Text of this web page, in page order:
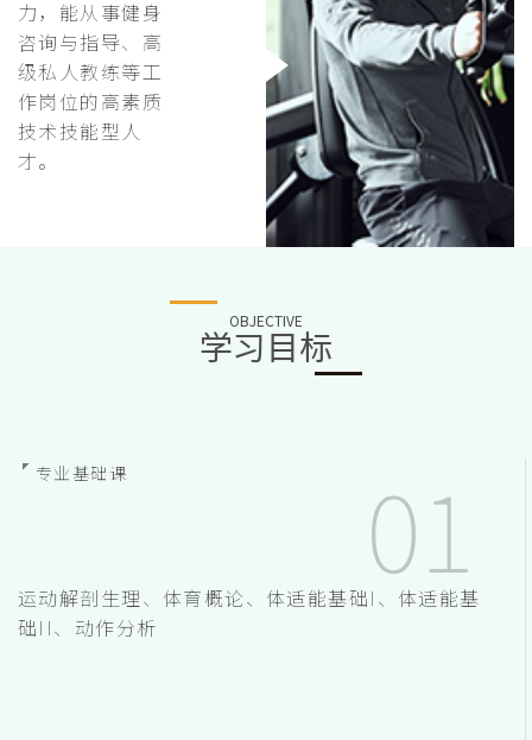
力，能从事健身
咨询与指导、高
级私人教练等工
作岗位的高素质
技术技能型人
才。
OBJECTIVE
学习目标
专业基础课
运动解剖生理、体育概论、体适能基础I、体适能基
础II、动作分析